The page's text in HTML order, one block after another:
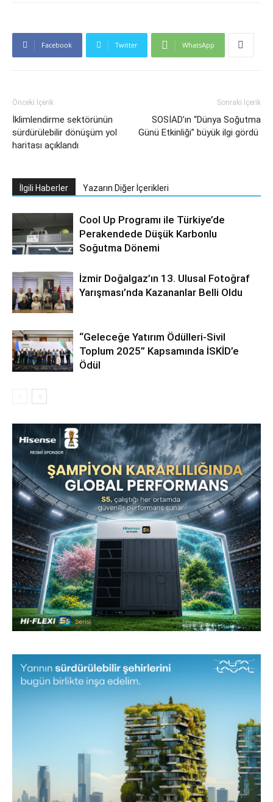
Facebook Twitter WhatsApp
Önceki İçerik
İklimlendirme sektörünün
sürdürülebilir dönüşüm yol
haritası açıklandı
Sonraki İçerik
SOSİAD’ın “Dünya Soğutma
Günü Etkinliği” büyük ilgi gördü
İlgili Haberler Yazarın Diğer İçerikleri
Cool Up Programı ile Türkiye’de
Perakendede Düşük Karbonlu
Soğutma Dönemi
İzmir Doğalgaz’ın 13. Ulusal Fotoğraf
Yarışması’nda Kazananlar Belli Oldu
“Geleceğe Yatırım Ödülleri-Sivil
Toplum 2025” Kapsamında İSKİD’e
Ödül